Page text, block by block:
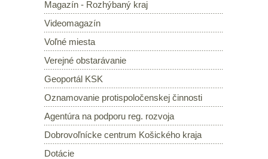
Magazín - Rozhýbaný kraj
Videomagazín
Voľné miesta
Verejné obstarávanie
Geoportál KSK
Oznamovanie protispoločenskej činnosti
Agentúra na podporu reg. rozvoja
Dobrovoľnícke centrum Košického kraja
Dotácie